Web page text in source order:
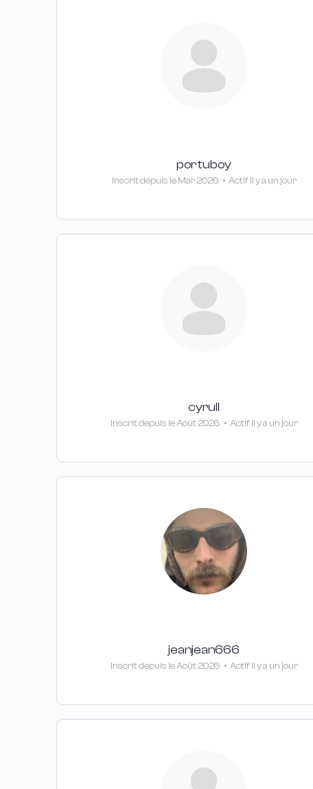
portuboy
Inscrit depuis le Mar 2026 • Actif Il y a un jour
cyrull
Inscrit depuis le Août 2026 • Actif Il y a un jour
jeanjean666
Inscrit depuis le Août 2026 • Actif Il y a un jour